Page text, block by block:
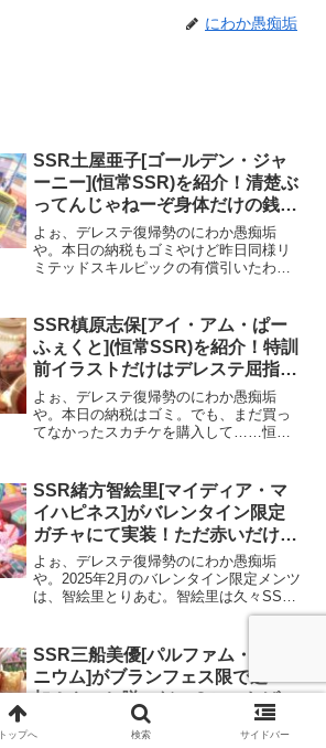
にわか愚痴垢
SSR土屋亜子[ゴールデン・ジャ
ーニー](恒常SSR)を紹介！清楚ぶ
ってんじゃねーぞ身体だけの銭ゲ
バ守銭奴が
よぉ、デレステ復帰勢のにわか愚痴垢
や。本日の納税もゴミやけど昨日同様リ
ミテッドスキルピックの有償引いたわ。
ってねー俺からすりゃ大外れみてーなも
ん。ついでにSR奈緒(...
SSR槙原志保[アイ・アム・ぱー
ふぇくと](恒常SSR)を紹介！特訓
前イラストだけはデレステ屈指の
神シコ
よぉ、デレステ復帰勢のにわか愚痴垢
や。本日の納税はゴミ。でも、まだ買っ
てなかったスカチケを購入して……恒常
けど、まぁ推しである夏樹の方が優先か
な。今回のしゅがみんアイプ...
SSR緒方智絵里[マイディア・マ
イハピネス]がバレンタイン限定
ガチャにて実装！ただ赤いだけの
メンヘラハズレ衣装やね
よぉ、デレステ復帰勢のにわか愚痴垢
や。2025年2月のバレンタイン限定メンツ
は、智絵里とりあむ。智絵里は久々SSR
やから全然許せるけど、りあむはﾀﾋねよ
を紹介してくで。バレンタインSSR緒方
智絵里につい...
SSR三船美優[パルファム・ゼラ
ニウム]がブランフェス限で追
加！やっと脱いだの？このおばさ
よぉ、デレステ復帰勢のにわか愚痴垢
や。8周年アニバのイベントが開催されて
トップへ 検索 サイドバー